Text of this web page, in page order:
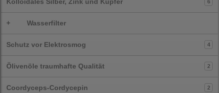
6
+ Wasserfilter
Schutz vor Elektrosmog 4
Ölivenöle traumhafte Qualität 2
Coordyceps-Cordycepin 2